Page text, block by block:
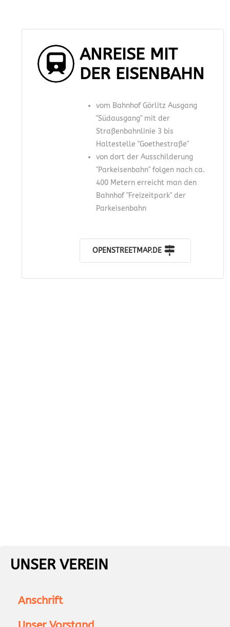
ANREISE MIT
DER EISENBAHN
vom Bahnhof Görlitz Ausgang
"Südausgang" mit der
Straßenbahnlinie 3 bis
Haltestelle "Goethestraße"
von dort der Ausschilderung
"Parkeisenbahn" folgen nach ca.
400 Metern erreicht man den
Bahnhof "Freizeitpark" der
Parkeisenbahn
OPENSTREETMAP.DE
UNSER VEREIN
Anschrift